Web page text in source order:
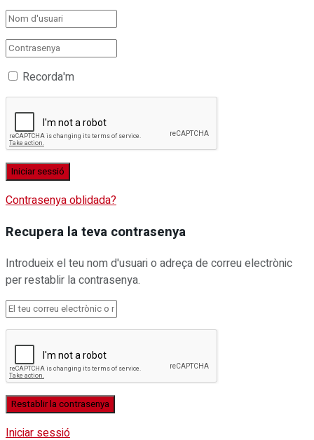
Recorda'm
Contrasenya oblidada?
Recupera la teva contrasenya
Introdueix el teu nom d'usuari o adreça de correu electrònic
per restablir la contrasenya.
Iniciar sessió